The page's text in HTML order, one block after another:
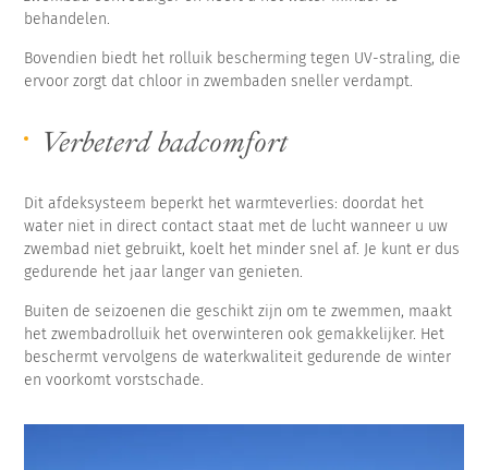
behandelen.
Bovendien biedt het rolluik bescherming tegen UV-straling, die
ervoor zorgt dat chloor in zwembaden sneller verdampt.
Verbeterd badcomfort
Dit afdeksysteem beperkt het warmteverlies: doordat het
water niet in direct contact staat met de lucht wanneer u uw
zwembad niet gebruikt, koelt het minder snel af. Je kunt er dus
gedurende het jaar langer van genieten.
Buiten de seizoenen die geschikt zijn om te zwemmen, maakt
het zwembadrolluik het overwinteren ook gemakkelijker. Het
beschermt vervolgens de waterkwaliteit gedurende de winter
en voorkomt vorstschade.